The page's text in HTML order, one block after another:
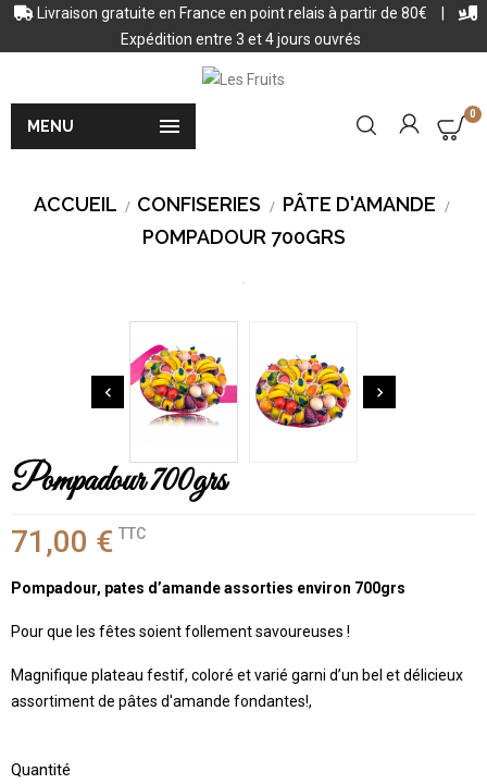
Livraison gratuite en France en point relais à partir de 80€
Expédition entre 3 et 4 jours ouvrés

MENU
0
ACCUEIL CONFISERIES
PÂTE D'AMANDE
POMPADOUR 700GRS
 
Pompadour 700grs
71,00 € TTC
Pompadour, pates d’amande assorties environ 700grs
Pour que les fêtes soient follement savoureuses !
Magnifique plateau festif, coloré et varié garni d’un bel et délicieux
assortiment de pâtes d'amande fondantes!,
Quantité